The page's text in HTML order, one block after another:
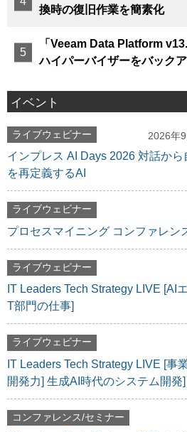
換時の復旧作業を簡素化
「Veeam Data Platform
ハイパーバイザーをバック
イベント
ライブウェビナー 2026年
インプレス AI Days 2026 対話か
を再定義するAI
ライブウェビナー
プロセスマイニング コンファレン
ライブウェビナー
IT Leaders Tech Strategy LIVE [AI
T部門の仕事]
ライブウェビナー
IT Leaders Tech Strategy LIVE [事
開発力] 生成AI時代のシステム開発]
コンファレンス/セミナー